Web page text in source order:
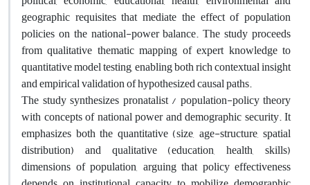
geographic requisites that mediate the effect of population
policies on the national-power balance. The study proceeds
from qualitative thematic mapping of expert knowledge to
quantitative model testing, enabling both rich contextual insight
and empirical validation of hypothesized causal paths.
The study synthesizes pronatalist / population-policy theory
with concepts of national power and demographic security. It
emphasizes both the quantitative (size, age-structure, spatial
distribution) and qualitative (education, health, skills)
dimensions of population, arguing that policy effectiveness